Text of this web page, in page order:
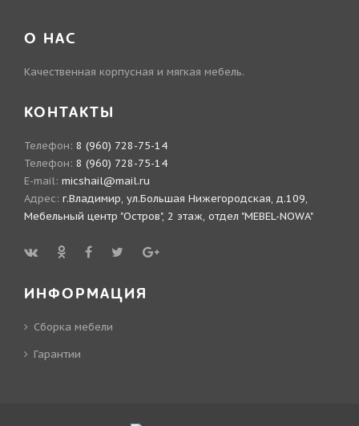
О НАС
Качественная корпусная и мягкая мебель.
КОНТАКТЫ
Телефон: 8 (960) 728-75-14
Телефон: 8 (960) 728-75-14
E-mail: micshail@mail.ru
Адрес: г.Владимир, ул.Большая Нижегородская, д.109,
Мебельный центр "Остров", 2 этаж, отдел "MEBEL-NOWA"
ИНФОРМАЦИЯ
Сборка мебели
Гарантии